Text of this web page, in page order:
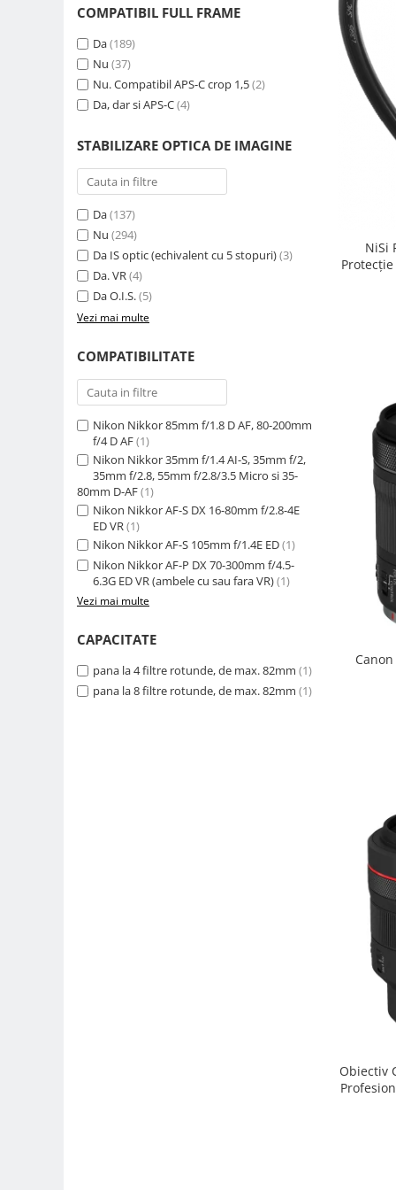
Genti Holster TopLoader
Genti, Troller Video
Rucsacuri Foto
Tocuri si huse protectie aparate
Hamuri si Centuri foto
Curele Aparat - Umar
Genti Laptop si iPad
Hand Strap / Grip
Accesorii genti si trollere
Video / Camere si accesorii
Camere video profesionale
Camere Video Cinematice
Camere video de actiune
Accesorii camere video de actiune
Accesorii drone
Acumulatori camere video
Lampi video
Stabilizatoare (Gimbal) / Steady
Accesorii diverse pt camere video
Camere Video Cinematice
COMPATIBIL FULL FRAME
Da(189)
Nu (37)
Nu. Compatibil APS-C crop 1,5(2)
Da, dar si APS-C(4)
STABILIZARE OPTICA DE IMAGINE
Da(137)
Nu (294)
Da IS optic (echivalent cu 5 stopuri)(3)
Da. VR(4)
Da O.I.S.(5)
Vezi mai multe
COMPATIBILITATE
Nikon Nikkor 85mm f/1.8 D AF, 80-200mm
f/4 D AF(1)
Nikon Nikkor 35mm f/1.4 AI-S, 35mm f/2,
35mm f/2.8, 55mm f/2.8/3.5 Micro si 35-
80mm D-AF(1)
Nikon Nikkor AF-S DX 16-80mm f/2.8-4E
ED VR(1)
Nikon Nikkor AF-S 105mm f/1.4E ED(1)
Nikon Nikkor AF-P DX 70-300mm f/4.5-
6.3G ED VR (ambele cu sau fara VR)(1)
Vezi mai multe
CAPACITATE
pana la 4 filtre rotunde, de max. 82mm (1)
pana la 8 filtre rotunde, de max. 82mm (1)
NiSi
Obiectiv